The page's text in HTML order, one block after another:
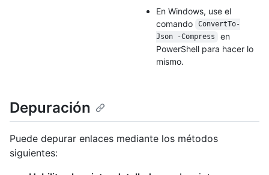
En Windows, use el
comando
ConvertTo-
Json -Compress
en
PowerShell para hacer lo
mismo.
Depuración
Puede depurar enlaces mediante los métodos
siguientes: